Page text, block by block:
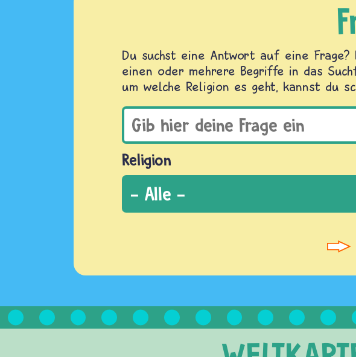
Du suchst eine Antwort auf eine
einen oder mehrere Begriffe in das
um welche Religion es geht, kannst du
Religion